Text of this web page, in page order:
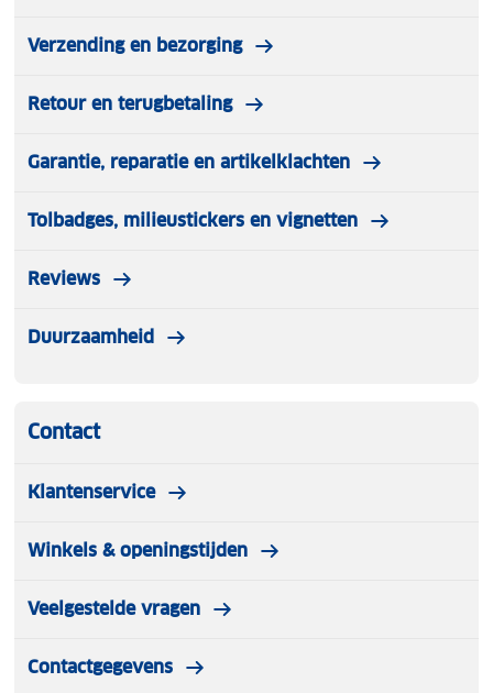
Verzending en bezorging
Retour en terugbetaling
Garantie, reparatie en artikelklachten
Tolbadges, milieustickers en vignetten
Reviews
Duurzaamheid
Contact
Klantenservice
Winkels & openingstijden
Veelgestelde vragen
Contactgegevens